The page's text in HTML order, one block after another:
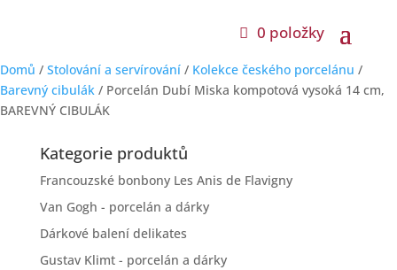
0 položky
Domů / Stolování a servírování / Kolekce českého porcelánu /
Barevný cibulák / Porcelán Dubí Miska kompotová vysoká 14 cm,
BAREVNÝ CIBULÁK
Kategorie produktů
Francouzské bonbony Les Anis de Flavigny
Van Gogh - porcelán a dárky
Dárkové balení delikates
Gustav Klimt - porcelán a dárky